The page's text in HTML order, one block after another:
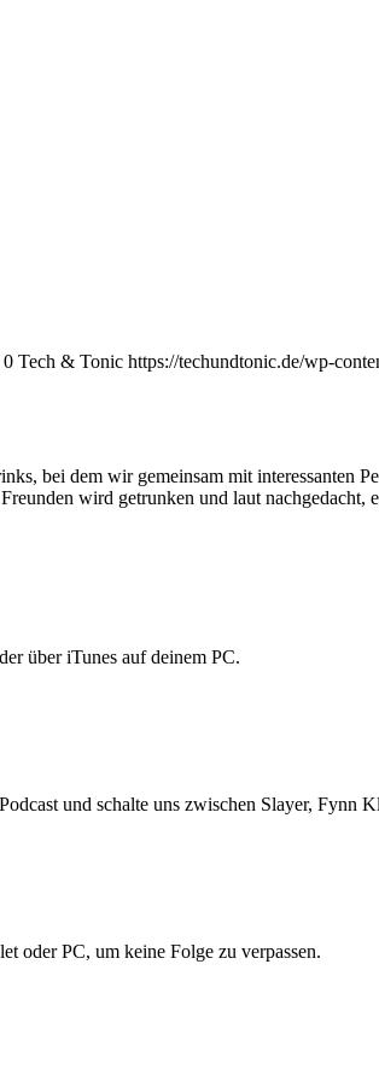
0 Tech & Tonic https://techundtonic.de/wp-
bei dem wir gemeinsam mit interessanten
wird getrunken und laut nachgedacht,
über iTunes auf deinem PC.
und schalte uns zwischen Slayer, Fynn
oder PC, um keine Folge zu verpassen.